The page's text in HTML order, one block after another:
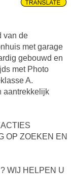
van de
met garage
gebouwd en
met Photo
A.
aantrekkelijk
OP ZOEKEN EN
WIJ HELPEN U